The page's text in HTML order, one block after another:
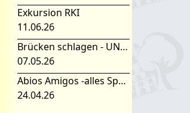
Exkursion RKI
11.06.26
Brücken schlagen - UNESCO Projekttag 2026
07.05.26
Abios Amigos -alles Spanisch oder was
24.04.26